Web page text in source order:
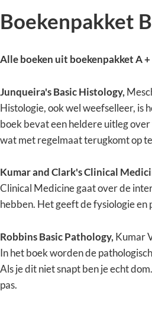
Boekenpakket B
Alle boeken uit boekenpakket A +
Junqueira's Basic Histology,
Histologie, ook wel weefselleer, is
boek bevat een heldere uitleg
wat met regelmaat terugkomt op
Kumar and Clark's Clinical
Clinical Medicine gaat over de
hebben. Het geeft de fysiologie
Robbins Basic Pathology, Kumar
In het boek worden de
Als je dit niet snapt ben je echt
pas.